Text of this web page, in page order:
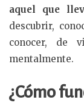
aquel que
descubrir,
conocer, de
mentalmente.
¿Cómo